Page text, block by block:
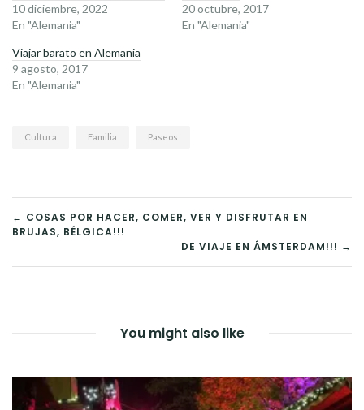
10 diciembre, 2022
En "Alemania"
20 octubre, 2017
En "Alemania"
Viajar barato en Alemania
9 agosto, 2017
En "Alemania"
Cultura Familia Paseos
NAVEGACIÓN
DE
← COSAS POR HACER, COMER, VER Y DISFRUTAR EN
BRUJAS, BÉLGICA!!!
DE VIAJE EN ÁMSTERDAM!!! →
You might also like